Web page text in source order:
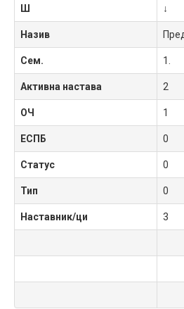
Ш ↓
Назив
Сем. 1.
Активна настава 2
ОЧ 1
ЕСПБ 0
Статус 0
Тип 0
Наставник/ци 3